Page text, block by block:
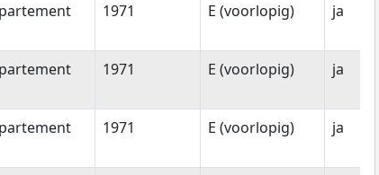
1971 E (voorlopig) ja
1971 E (voorlopig) ja
1971 E (voorlopig) ja